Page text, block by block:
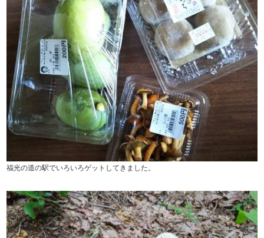
福光の道の駅でいろいろゲットしてきました。